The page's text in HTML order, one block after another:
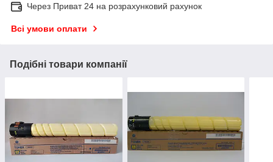
Через Приват 24 на розрахунковий рахунок
Всі умови оплати
Подібні товари компанії